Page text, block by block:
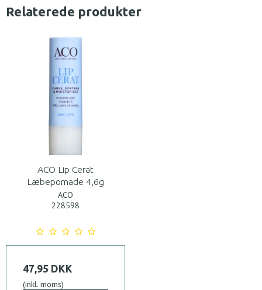
Relaterede produkter
ACO Lip Cerat
Læbepomade 4,6g
ACO
228598
47,95 DKK
(inkl. moms)